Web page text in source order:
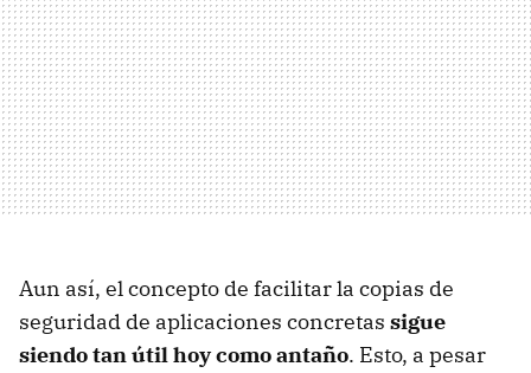
Aun así, el concepto de facilitar la copias de
seguridad de aplicaciones concretas sigue
siendo tan útil hoy como antaño. Esto, a pesar